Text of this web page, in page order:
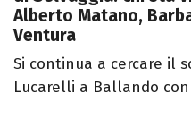
Alberto Matano,
Ventura
Si continua a cercare il
Lucarelli a Ballando